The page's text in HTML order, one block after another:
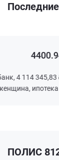
4400.94
4 114 345,83 ₽,
ипотека
ПОЛИС